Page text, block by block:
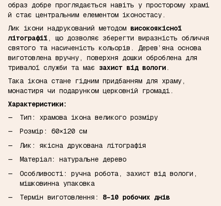
образ добре проглядається навіть у просторому храмі
й стає центральним елементом іконостасу.
Лик ікони надрукований методом високоякісної
літографії, що дозволяє зберегти виразність обличчя
святого та насиченість кольорів. Дерев’яна основа
виготовлена вручну, поверхня дошки оброблена для
тривалої служби та має захист від вологи.
Така ікона стане гідним придбанням для храму,
монастиря чи подарунком церковній громаді.
Характеристики:
Тип: храмова ікона великого розміру
Розмір: 60×120 см
Лик: якісна друкована літографія
Матеріал: натуральне дерево
Особливості: ручна робота, захист від вологи,
мішковинна упаковка
Термін виготовлення: 8–10 робочих днів